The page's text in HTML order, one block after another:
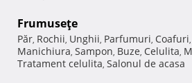
Frumuseţe
Păr, Rochii, Unghii, Parfumuri, Coafuri,
Manichiura, Sampon, Buze, Celulita,
Tratament celulita, Salonul de acasa